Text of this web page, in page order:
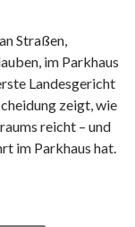
Straßen,
im Parkhaus
Landesgericht
zeigt, wie
reicht – und
im Parkhaus hat.